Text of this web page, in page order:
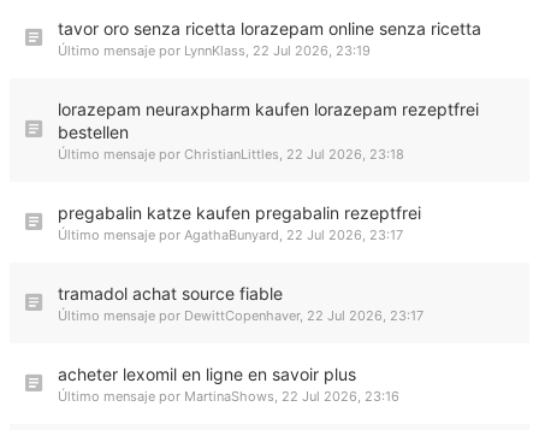
tavor oro senza ricetta lorazepam online senza ricetta
Último mensaje por LynnKlass, 22 Jul 2026, 23:19
lorazepam neuraxpharm kaufen lorazepam rezeptfrei
bestellen
Último mensaje por ChristianLittles, 22 Jul 2026, 23:18
pregabalin katze kaufen pregabalin rezeptfrei
Último mensaje por AgathaBunyard, 22 Jul 2026, 23:17
tramadol achat source fiable
Último mensaje por DewittCopenhaver, 22 Jul 2026, 23:17
acheter lexomil en ligne en savoir plus
Último mensaje por MartinaShows, 22 Jul 2026, 23:16